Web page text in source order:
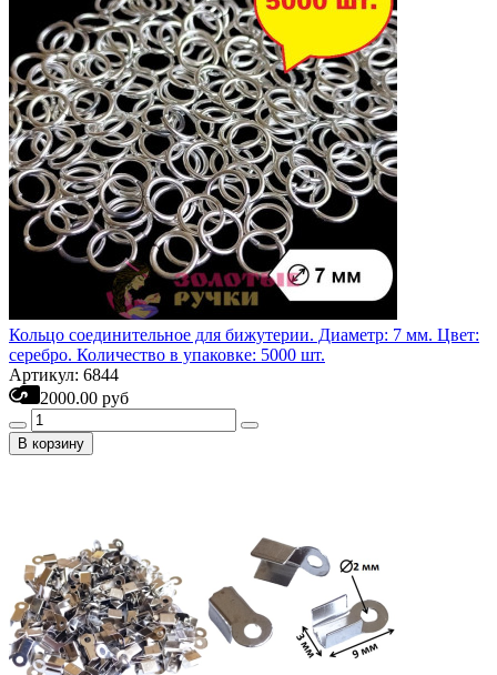
Кольцо соединительное для бижутерии. Диаметр: 7 мм. Цвет:
серебро. Количество в упаковке: 5000 шт.
Артикул: 6844
2000.00 руб
В корзину